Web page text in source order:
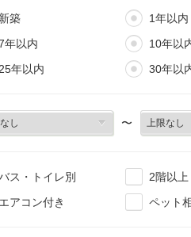
新築
1年以内
年以内
10年以
25年以内
30年以
〜
ス・トイレ別
2階以上
エアコン付き
ペット